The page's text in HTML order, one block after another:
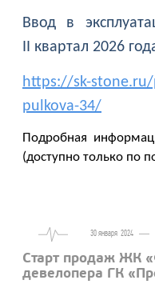
Ввод в
II квартал 2026
https://sk-
pulkova-34/
Подробная
(доступно только по
30 января 2024
Старт продаж ЖК
девелопера ГК